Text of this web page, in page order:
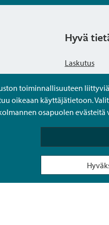
toiminnallisuuteen
oikeaan käyttäjätietoon.
osapuolen
Hyvä
Laskutus
Usein
Puolesta-